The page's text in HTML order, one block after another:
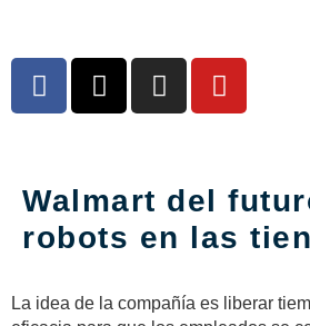
Walmart del
robots en las
La idea de la compañía es liberar